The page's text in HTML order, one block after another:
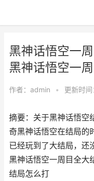
黑神话悟空一
黑神话悟空一
作者： admin • 更新时
摘要：关于黑神话悟空
奇黑神话悟空在结局的
已经玩到了大结局，还
黑神话悟空一周目全大
结局怎么打